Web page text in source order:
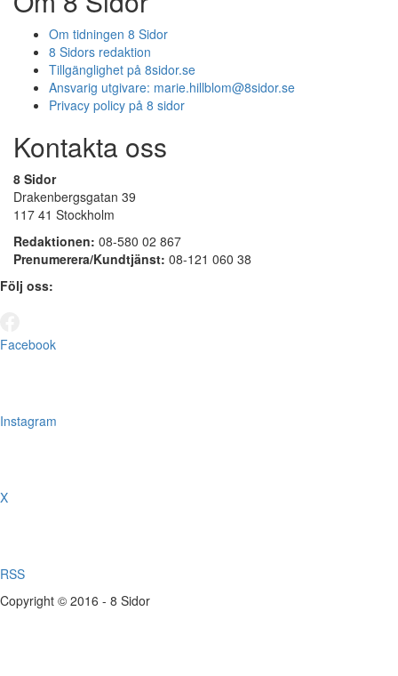
Om tidningen 8 Sidor
8 Sidors redaktion
Tillgänglighet på 8sidor.se
Ansvarig utgivare: marie.hillblom@8sidor.se
Privacy policy på 8 sidor
Kontakta oss
8 Sidor
Drakenbergsgatan 39
117 41 Stockholm
Redaktionen: 08-580 02 867
Prenumerera/Kundtjänst: 08-121 060 38
Följ oss:
Facebook
Instagram
X
RSS
Copyright © 2016 - 8 Sidor